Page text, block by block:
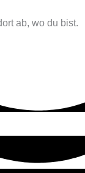
ab, wo du bist.